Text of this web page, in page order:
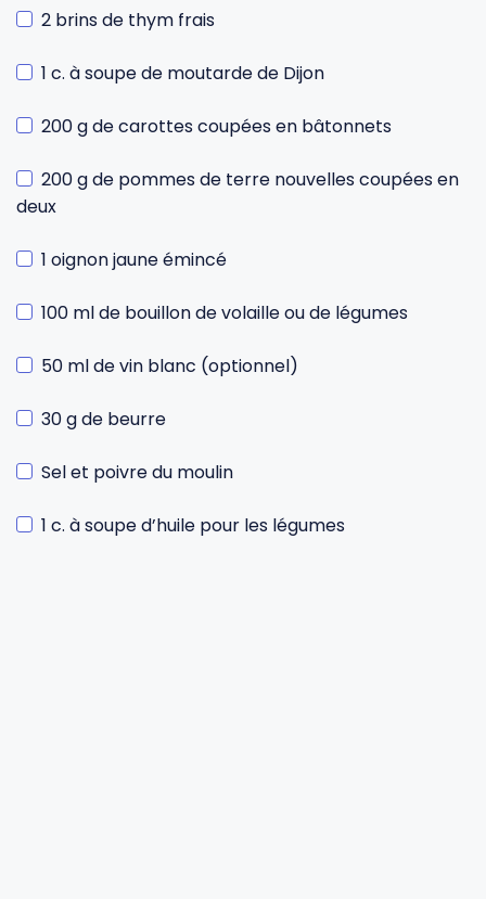
2 brins de thym frais
1 c. à soupe de moutarde de Dijon
200 g de carottes coupées en bâtonnets
200 g de pommes de terre nouvelles coupées en
deux
1 oignon jaune émincé
100 ml de bouillon de volaille ou de légumes
50 ml de vin blanc (optionnel)
30 g de beurre
Sel et poivre du moulin
1 c. à soupe d’huile pour les légumes